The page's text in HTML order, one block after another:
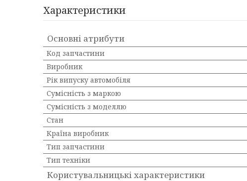
Характеристики
Основні атрибути
Код запчастини
Виробник
Рік випуску автомобіля
Сумісність з маркою
Сумісність з моделлю
Стан
Країна виробник
Тип запчастини
Тип техніки
Користувальницькі характеристики